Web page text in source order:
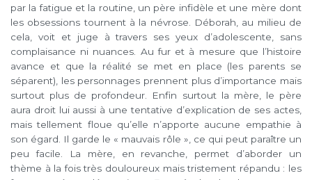
par la fatigue et la routine, un père infidèle et une mère dont
les obsessions tournent à la névrose. Déborah, au milieu de
cela, voit et juge à travers ses yeux d’adolescente, sans
complaisance ni nuances. Au fur et à mesure que l’histoire
avance et que la réalité se met en place (les parents se
séparent), les personnages prennent plus d’importance mais
surtout plus de profondeur. Enfin surtout la mère, le père
aura droit lui aussi à une tentative d’explication de ses actes,
mais tellement floue qu’elle n’apporte aucune empathie à
son égard. Il garde le « mauvais rôle », ce qui peut paraître un
peu facile. La mère, en revanche, permet d’aborder un
thème à la fois très douloureux mais tristement répandu : les